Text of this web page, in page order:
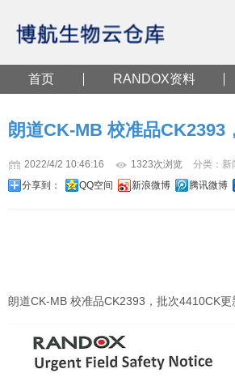
首页 RANDOX资料
朗道CK-MB 校准品CK2393
2022/4/2 10:46:16 1323次浏览
分类：新
分享到：
QQ空间 新浪微博 腾讯微博
朗道CK-MB 校准品CK2393，批次4410CK更